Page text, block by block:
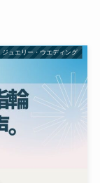
ジュエリー・ウエディング